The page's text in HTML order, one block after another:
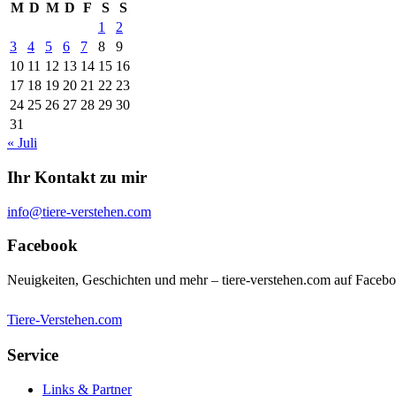
M D M D F S
S
1
2
3
4 5 6 7 8
9
10 11 12 13 14 15 16
17 18 19 20 21 22 23
24 25 26 27 28 29 30
31
« Juli
Ihr Kontakt zu mir
info@tiere-verstehen.com
Facebook
Neuigkeiten, Geschichten und mehr – tiere-verstehen.com auf
Tiere-Verstehen.com
Service
Links & Partner